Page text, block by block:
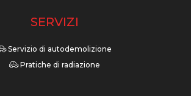
SERVIZI
Servizio di autodemolizione
Pratiche di radiazione